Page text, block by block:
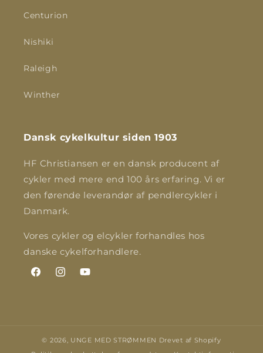
Centurion
Nishiki
Raleigh
Winther
Dansk cykelkultur siden 1903
HF Christiansen er en dansk producent af
cykler med mere end 100 års erfaring. Vi er
den førende leverandør af pendlercykler i
Danmark.
Vores cykler og elcykler forhandles hos
danske cykelforhandlere.
FacebookInstagramYouTube
© 2026, UNGE MED STRØMMEN Drevet af Shopify